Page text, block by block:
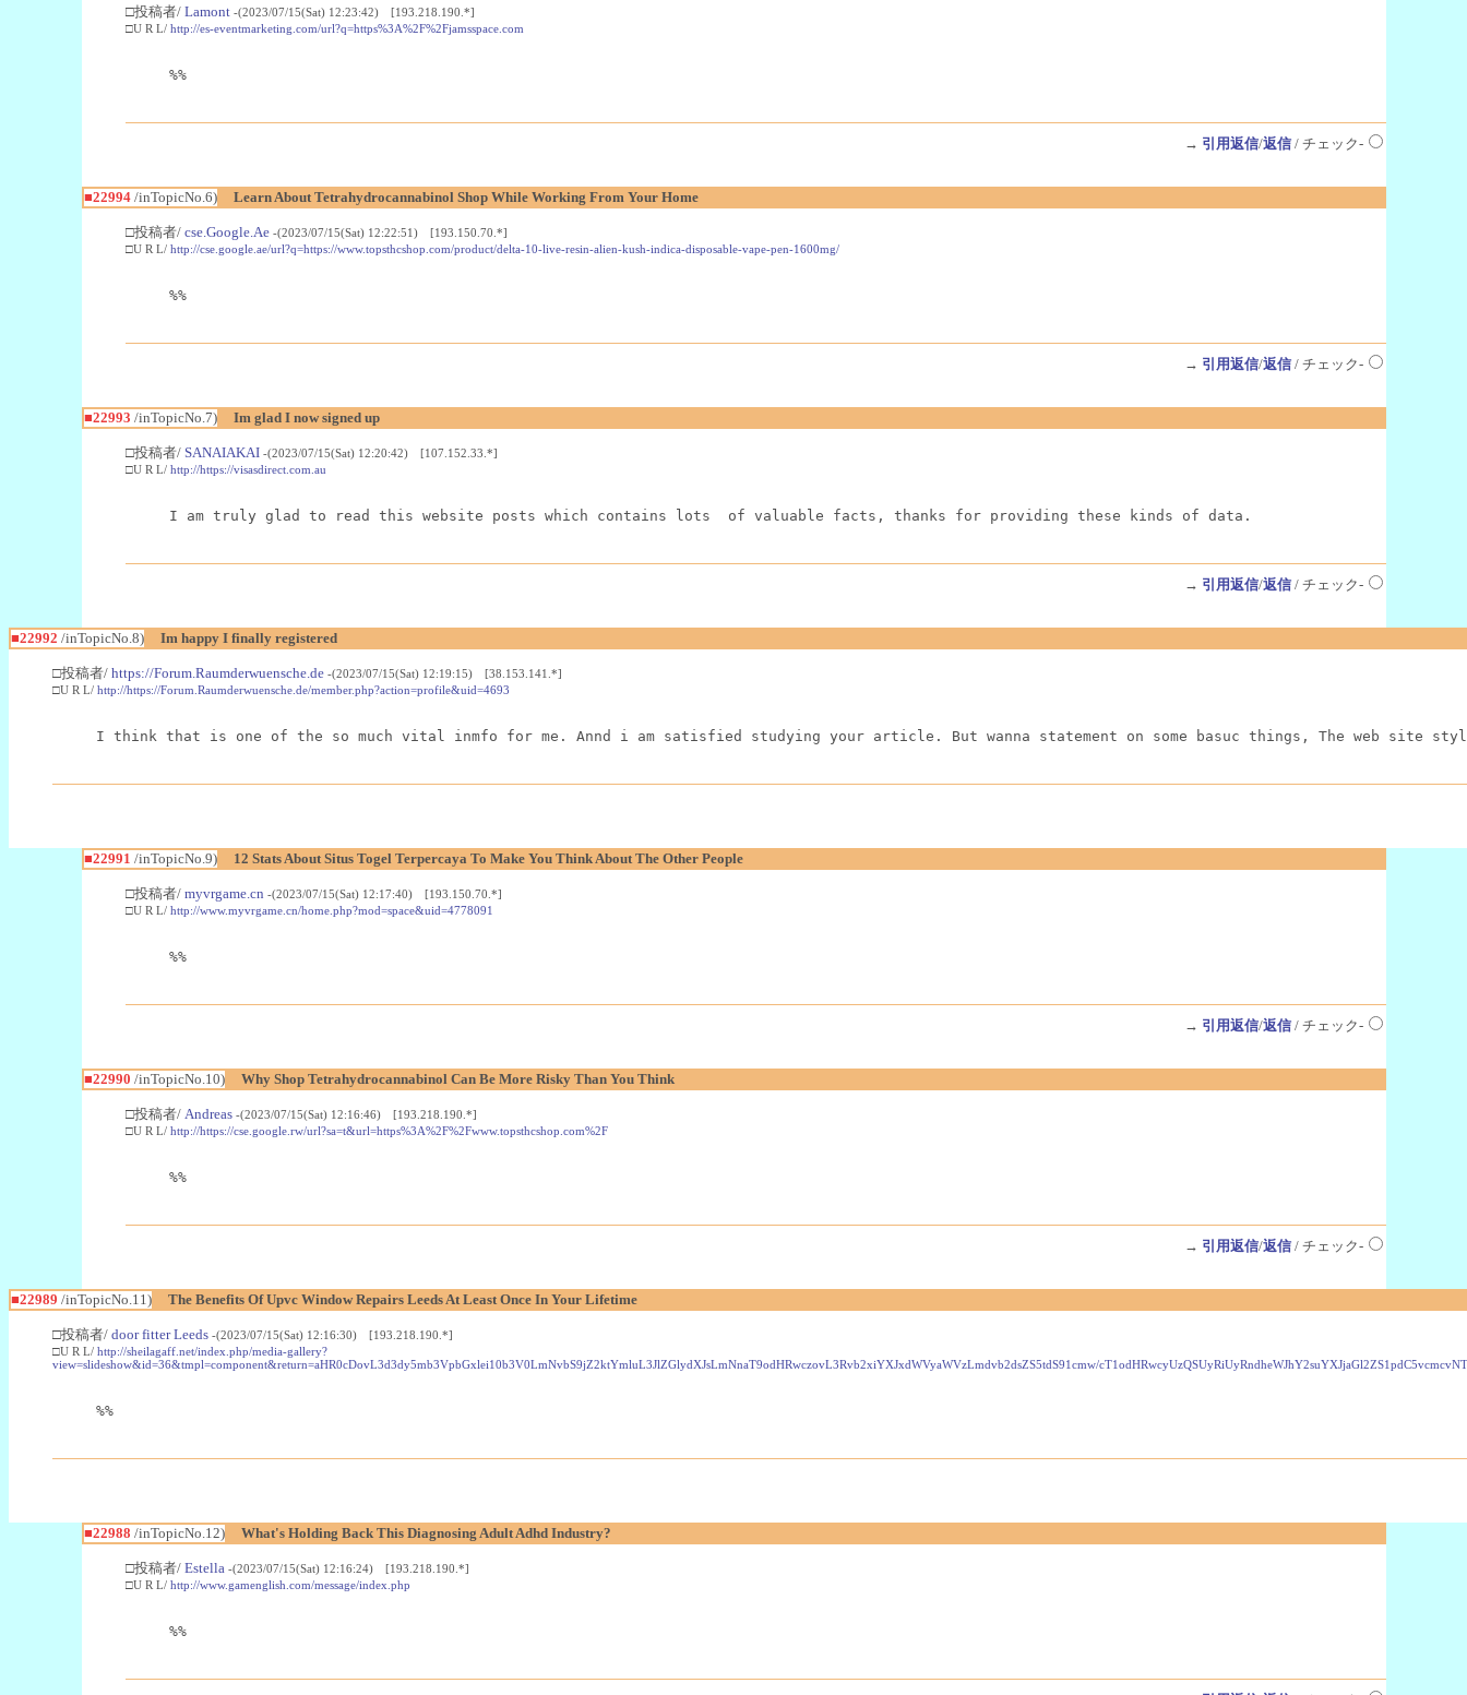
□投稿者/ Lamont -(2023/07/15(Sat) 12:23:42) [193.218.190.*]
□U R L/ http://es-eventmarketing.com/url?q=https%3A%2F%2Fjamsspace.com
%%
→ 引用返信/返信/ チェック-
■22994/inTopicNo.6) Learn About Tetrahydrocannabinol Shop While Working From Your Home
□投稿者/ cse.Google.Ae -(2023/07/15(Sat) 12:22:51) [193.150.70.*]
□U R L/ http://cse.google.ae/url?q=https://www.topsthcshop.com/product/delta-10-live-resin-alien-kush-indica-disposable-vape-pen-1600mg/
%%
→ 引用返信/返信/ チェック-
■22993 /inTopicNo.7) Im glad I now signed up
□投稿者/ SANAIAKAI -(2023/07/15(Sat) 12:20:42) [107.152.33.*]
□U R L/ http://https://visasdirect.com.au
I am truly glad to read this website posts which contains lots  of valuable facts, thanks for providing these kinds of data.
→ 引用返信/返信/ チェック-
■22992 /inTopicNo.8) Im happy I finally registered
□投稿者/ https://Forum.Raumderwuensche.de -(2023/07/15(Sat) 12:19:15) [38.153.141.*]
□U R L/ http://https://Forum.Raumderwuensche.de/member.php?action=profile&uid=4693
I think that is one of the so much vital inmfo for me. Annd i am satisfied studying your article. But wanna statement on some basuc things, The web
■22991 /inTopicNo.9) 12 Stats About Situs Togel Terpercaya To Make You Think About The Other People
□投稿者/ myvrgame.cn -(2023/07/15(Sat) 12:17:40) [193.150.70.*]
□U R L/ http://www.myvrgame.cn/home.php?mod=space&uid=4778091
%%
→ 引用返信/返信/ チェック-
■22990 /inTopicNo.10) Why Shop Tetrahydrocannabinol Can Be More Risky Than You Think
□投稿者/ Andreas -(2023/07/15(Sat) 12:16:46) [193.218.190.*]
□U R L/ http://https://cse.google.rw/url?sa=t&url=https%3A%2F%2Fwww.topsthcshop.com%2F
%%
→ 引用返信/返信/ チェック-
■22989 /inTopicNo.11) The Benefits Of Upvc Window Repairs Leeds At Least Once In Your Lifetime
□投稿者/ door fitter Leeds -(2023/07/15(Sat) 12:16:30) [193.218.190.*]
□U R L/ http://sheilagaff.net/index.php/media-gallery?
view=slideshow&id=36&tmpl=component&return=aHR0cDovL3d3dy5mb3VpbGxlei10b3V0LmNvbS9jZ2ktYmluL3JlZGlydXJsLmNnaT9odHRwczovL3Rvb2xiYXJxdWVyaWVzLmdvb2dsZS5tdS91cmw/
%%
■22988 /inTopicNo.12) What's Holding Back This Diagnosing Adult Adhd Industry?
□投稿者/ Estella -(2023/07/15(Sat) 12:16:24) [193.218.190.*]
□U R L/ http://www.gamenglish.com/message/index.php
%%